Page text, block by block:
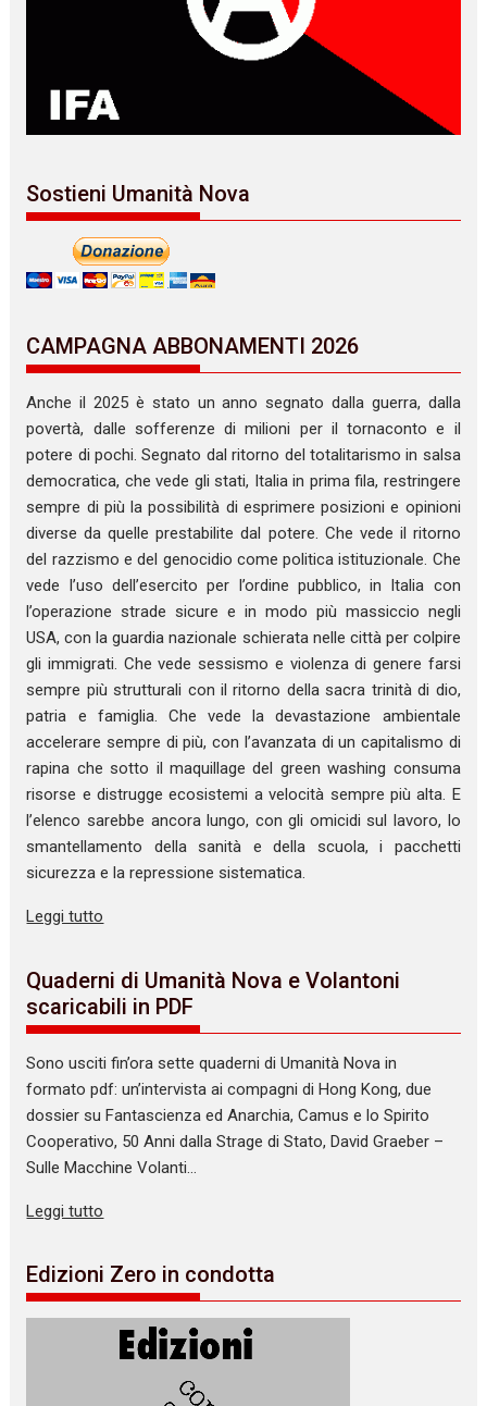
Sostieni Umanità Nova
CAMPAGNA ABBONAMENTI 2026
Anche il 2025 è stato un anno segnato dalla guerra, dalla
povertà, dalle sofferenze di milioni per il tornaconto e il
potere di pochi. Segnato dal ritorno del totalitarismo in salsa
democratica, che vede gli stati, Italia in prima fila, restringere
sempre di più la possibilità di esprimere posizioni e opinioni
diverse da quelle prestabilite dal potere. Che vede il ritorno
del razzismo e del genocidio come politica istituzionale. Che
vede l’uso dell’esercito per l’ordine pubblico, in Italia con
l’operazione strade sicure e in modo più massiccio negli
USA, con la guardia nazionale schierata nelle città per colpire
gli immigrati. Che vede sessismo e violenza di genere farsi
sempre più strutturali con il ritorno della sacra trinità di dio,
patria e famiglia. Che vede la devastazione ambientale
accelerare sempre di più, con l’avanzata di un capitalismo di
rapina che sotto il maquillage del green washing consuma
risorse e distrugge ecosistemi a velocità sempre più alta. E
l’elenco sarebbe ancora lungo, con gli omicidi sul lavoro, lo
smantellamento della sanità e della scuola, i pacchetti
sicurezza e la repressione sistematica.
Leggi tutto
Quaderni di Umanità Nova e Volantoni
scaricabili in PDF
Sono usciti fin’ora sette quaderni di Umanità Nova in
formato pdf: un’intervista ai compagni di Hong Kong, due
dossier su Fantascienza ed Anarchia, Camus e lo Spirito
Cooperativo, 50 Anni dalla Strage di Stato, David Graeber –
Sulle Macchine Volanti…
Leggi tutto
Edizioni Zero in condotta